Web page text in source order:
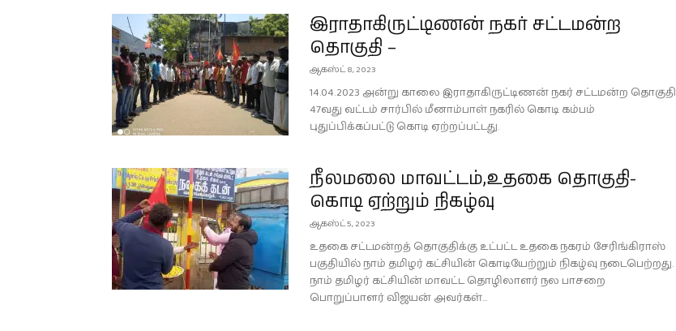
இராதாகிருட்டிணன் நகர் சட்டமன்ற
தொகுதி –
ஆகஸ்ட் 8, 2023
14.04.2023 அன்று காலை இராதாகிருட்டிணன் நகர் சட்டமன்ற தொகுதி
47வது வட்டம் சார்பில் மீனாம்பாள் நகரில் கொடி கம்பம்
புதுப்பிக்கப்பட்டு கொடி ஏற்றப்பட்டது.
நீலமலை மாவட்டம்,உதகை தொகுதி-
கொடி ஏற்றும் நிகழ்வு
ஆகஸ்ட் 5, 2023
உதகை சட்டமன்றத் தொகுதிக்கு உட்பட்ட உதகை நகரம் சேரிங்கிராஸ்
பகுதியில் நாம் தமிழர் கட்சியின் கொடியேற்றும் நிகழ்வு நடைபெற்றது.
நாம் தமிழர் கட்சியின் மாவட்ட தொழிலாளர் நல பாசறை
பொறுப்பாளர் விஜயன் அவர்கள்...